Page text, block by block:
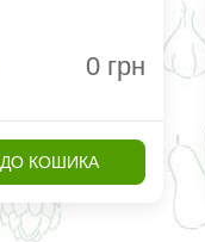
0 грн
ДО КОШИКА